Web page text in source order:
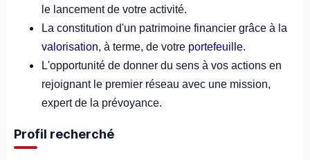
le lancement de votre activité.
La constitution d'un patrimoine financier grâce à la
valorisation, à terme, de votre portefeuille.
L'opportunité de donner du sens à vos actions en
rejoignant le premier réseau avec une mission,
expert de la prévoyance.
Profil recherché